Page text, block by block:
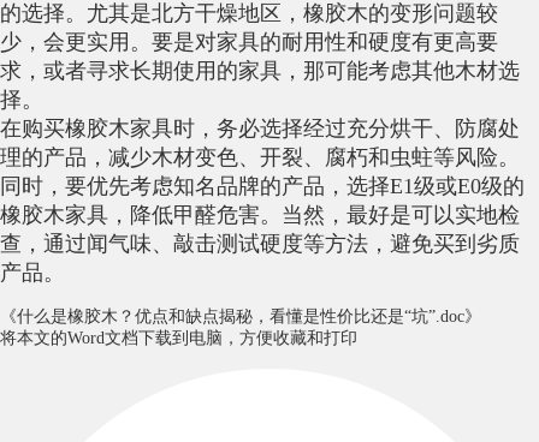
的选择。尤其是北方干燥地区，橡胶木的变形问题较
少，会更实用。要是对家具的耐用性和硬度有更高要
求，或者寻求长期使用的家具，那可能考虑其他木材选
择。
在购买橡胶木家具时，务必选择经过充分烘干、防腐处
理的产品，减少木材变色、开裂、腐朽和虫蛀等风险。
同时，要优先考虑知名品牌的产品，选择E1级或E0级的
橡胶木家具，降低甲醛危害。当然，最好是可以实地检
查，通过闻气味、敲击测试硬度等方法，避免买到劣质
产品。
《什么是橡胶木？优点和缺点揭秘，看懂是性价比还是“坑”.doc》
将本文的Word文档下载到电脑，方便收藏和打印